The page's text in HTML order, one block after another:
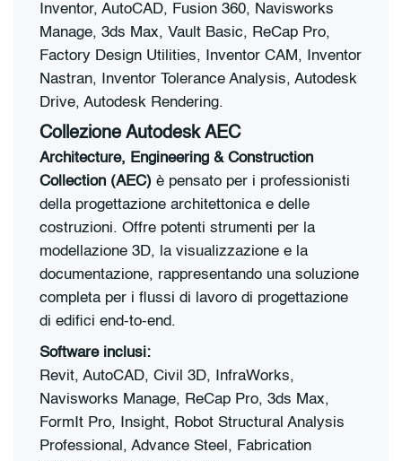
Inventor, AutoCAD, Fusion 360, Navisworks
Manage, 3ds Max, Vault Basic, ReCap Pro,
Factory Design Utilities, Inventor CAM, Inventor
Nastran, Inventor Tolerance Analysis, Autodesk
Drive, Autodesk Rendering.
Collezione Autodesk AEC
Architecture, Engineering & Construction
Collection (AEC) è pensato per i professionisti
della progettazione architettonica e delle
costruzioni. Offre potenti strumenti per la
modellazione 3D, la visualizzazione e la
documentazione, rappresentando una soluzione
completa per i flussi di lavoro di progettazione
di edifici end-to-end.
Software inclusi:
Revit, AutoCAD, Civil 3D, InfraWorks,
Navisworks Manage, ReCap Pro, 3ds Max,
FormIt Pro, Insight, Robot Structural Analysis
Professional, Advance Steel, Fabrication